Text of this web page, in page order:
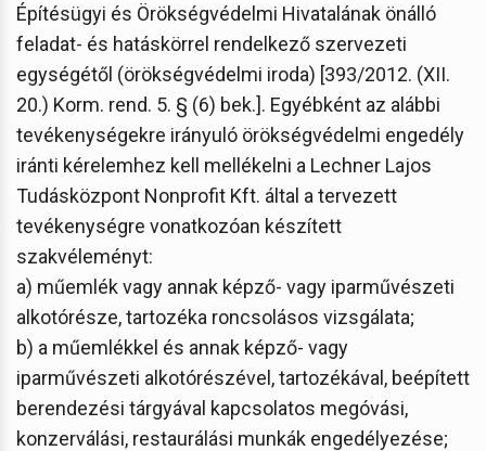
Építésügyi és Örökségvédelmi Hivatalának önálló
feladat- és hatáskörrel rendelkező szervezeti
egységétől (örökségvédelmi iroda) [393/2012. (XII.
20.) Korm. rend. 5. § (6) bek.]. Egyébként az alábbi
tevékenységekre irányuló örökségvédelmi engedély
iránti kérelemhez kell mellékelni a Lechner Lajos
Tudásközpont Nonprofit Kft. által a tervezett
tevékenységre vonatkozóan készített
szakvéleményt:
a) műemlék vagy annak képző- vagy iparművészeti
alkotórésze, tartozéka roncsolásos vizsgálata;
b) a műemlékkel és annak képző- vagy
iparművészeti alkotórészével, tartozékával, beépített
berendezési tárgyával kapcsolatos megóvási,
konzerválási, restaurálási munkák engedélyezése;